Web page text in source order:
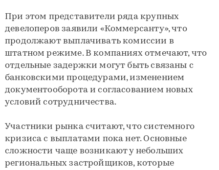
При этом представители ряда крупных
девелоперов заявили «Коммерсанту», что
продолжают выплачивать комиссии в
штатном режиме. В компаниях отмечают, что
отдельные задержки могут быть связаны с
банковскими процедурами, изменением
документооборота и согласованием новых
условий сотрудничества.
Участники рынка считают, что системного
кризиса с выплатами пока нет. Основные
сложности чаще возникают у небольших
региональных застройщиков, которые